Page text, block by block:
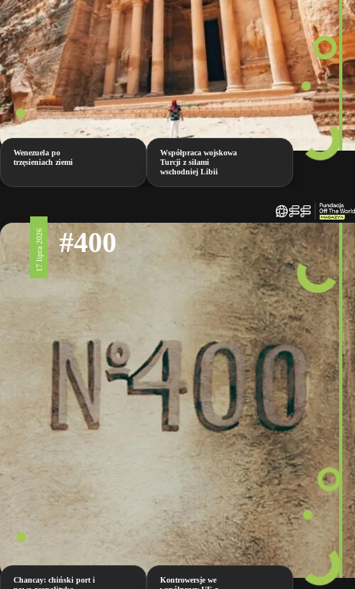
Wenezuela po
trzęsieniach ziemi
Współpraca wojskowa
Turcji z siłami
wschodniej Libii
17 lipca 2026 #400
Chancay: chiński port i
Kontrowersje we